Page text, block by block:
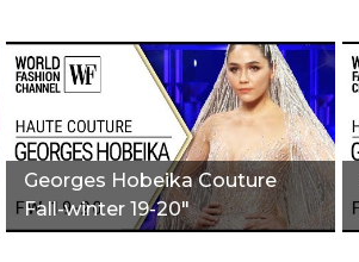
Georges Hobeika Couture
Fall-winter 19-20"